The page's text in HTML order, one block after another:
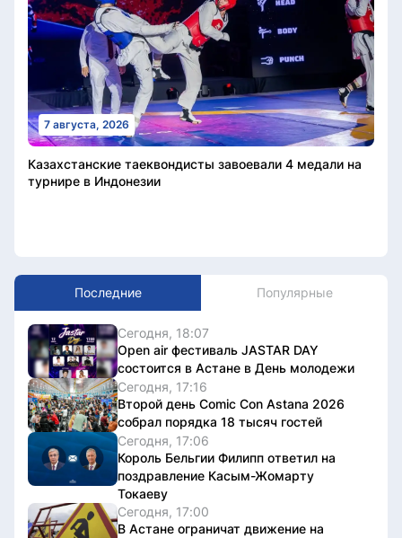
7 августа, 2026
Казахстанские таеквондисты завоевали 4 медали на
турнире в Индонезии
Последние Популярные
Сегодня, 18:07
Open air фестиваль JASTAR DAY
состоится в Астане в День молодежи
Сегодня, 17:16
Второй день Comic Con Astana 2026
собрал порядка 18 тысяч гостей
Сегодня, 17:06
Король Бельгии Филипп ответил на
поздравление Касым-Жомарту
Токаеву
Сегодня, 17:00
В Астане ограничат движение на